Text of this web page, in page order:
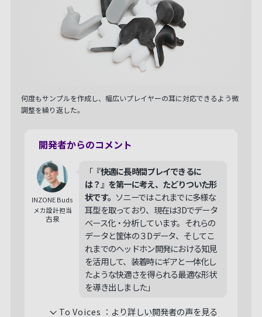
何度もサンプルを作成し、幅広いプレイヤーの耳に対応できるよう微
調整を繰り返した。
開発者からのコメント
INZONE Buds
メカ設計担当
古泉
「『快適に長時間プレイできるに
は？』を第一に考え、たどりついた形
状です。 ソニーではこれまでに多様な
耳型を取っており、現在は3Dでデータ
ベース化・分析しています。それらの
データと筐体の３Dデータ、そしてこ
れまでのヘッドホン開発における知見
を活用して、装着時にギアと一体化し
たような快適さを得られる最適な形状
を導き出しました」
To Voices ： より詳しい開発者の声を見る